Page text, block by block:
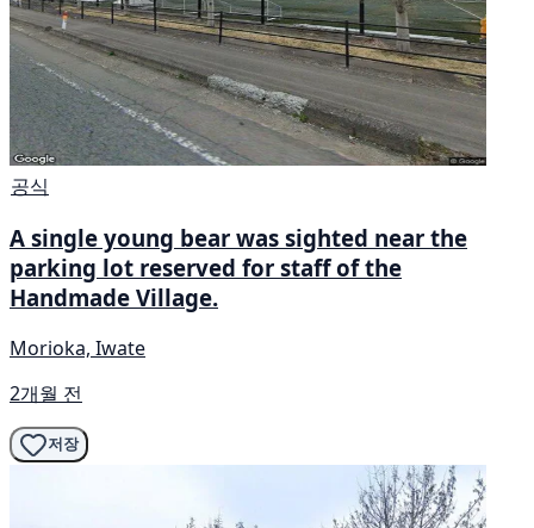
공식
A single young bear was sighted near the
parking lot reserved for staff of the
Handmade Village.
Morioka, Iwate
2개월 전
저장